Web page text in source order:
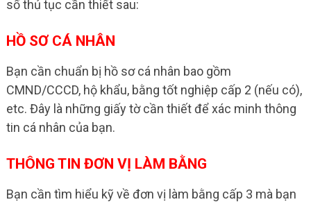
số thủ tục cần thiết sau:
HỒ SƠ CÁ NHÂN
Bạn cần chuẩn bị hồ sơ cá nhân bao gồm
CMND/CCCD, hộ khẩu, bằng tốt nghiệp cấp 2 (nếu có),
etc. Đây là những giấy tờ cần thiết để xác minh thông
tin cá nhân của bạn.
THÔNG TIN ĐƠN VỊ LÀM BẰNG
Bạn cần tìm hiểu kỹ về đơn vị làm bằng cấp 3 mà bạn